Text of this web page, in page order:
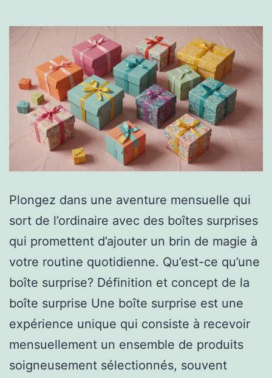
Plongez dans une aventure mensuelle qui
sort de l’ordinaire avec des boîtes surprises
qui promettent d’ajouter un brin de magie à
votre routine quotidienne. Qu’est-ce qu’une
boîte surprise? Définition et concept de la
boîte surprise Une boîte surprise est une
expérience unique qui consiste à recevoir
mensuellement un ensemble de produits
soigneusement sélectionnés, souvent